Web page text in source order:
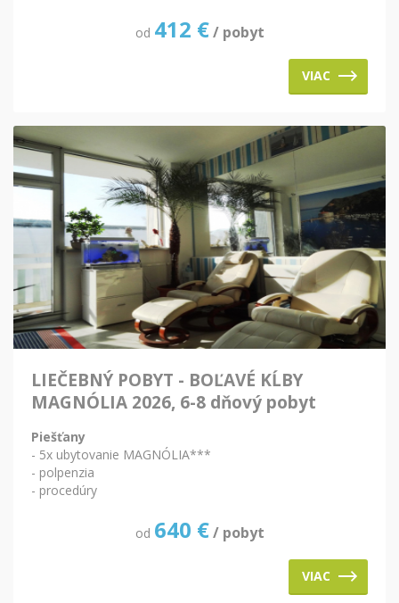
od 412 € / pobyt
VIAC
LIEČEBNÝ POBYT - BOĽAVÉ KĹBY
MAGNÓLIA 2026, 6-8 dňový pobyt
Piešťany
- 5x ubytovanie MAGNÓLIA***
- polpenzia
- procedúry
od 640 € / pobyt
VIAC